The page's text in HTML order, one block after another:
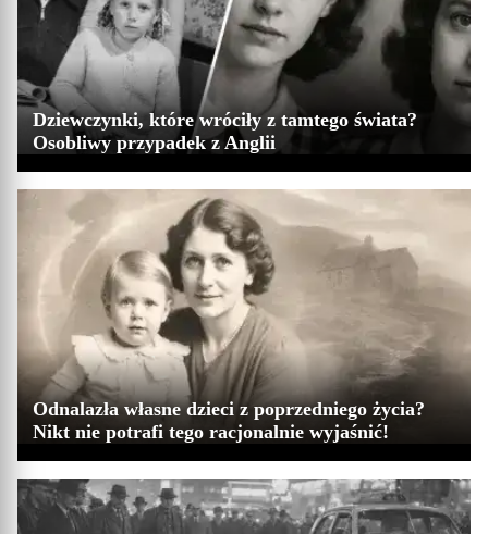
Dziewczynki, które wróciły z tamtego świata?
Osobliwy przypadek z Anglii
Odnalazła własne dzieci z poprzedniego życia?
Nikt nie potrafi tego racjonalnie wyjaśnić!